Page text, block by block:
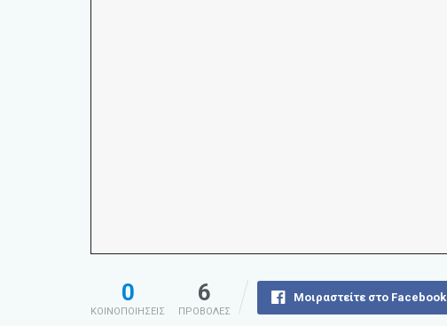
0
ΚΟΙΝΟΠΟΙΗΣΕΙΣ
6
ΠΡΟΒΟΛΕΣ
Μοιραστείτε στο Facebook